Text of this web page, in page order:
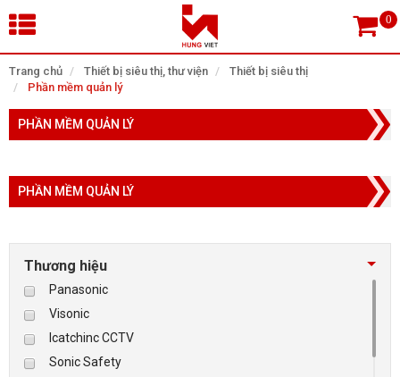
Trang chủ Thiết bị siêu thị, thư viện
Thiết bị siêu thị
Phần mềm quản lý
PHẦN MỀM QUẢN LÝ
PHẦN MỀM QUẢN LÝ
Thương hiệu
Panasonic
Visonic
Icatchinc CCTV
Sonic Safety
×
Tìm theo danh mục
TRANG CHỦ
THIẾT BỊ SIÊU THỊ, THƯ VIỆN
CAMERA GIÁM SÁT